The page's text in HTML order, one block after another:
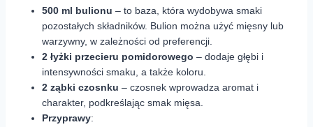
500 ml bulionu – to baza, która wydobywa smaki
pozostałych składników. Bulion można użyć mięsny lub
warzywny, w zależności od preferencji.
2 łyżki przecieru pomidorowego – dodaje głębi i
intensywności smaku, a także koloru.
2 ząbki czosnku – czosnek wprowadza aromat i
charakter, podkreślając smak mięsa.
Przyprawy: